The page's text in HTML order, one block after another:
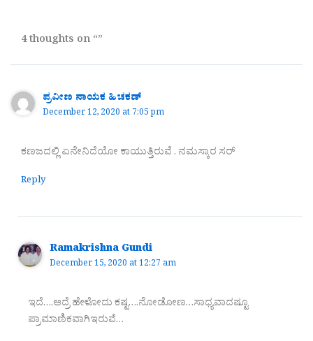
4 thoughts on “”
ಪ್ರವೀಣ ನಾಯಕ ಹಿಚಕಡ್
December 12, 2020 at 7:05 pm
ಕಣಜದಲ್ಲಿ ಏನೇನಿದೆಯೋ ಕಾಯುತ್ತಿರುವೆ . ನಮಸ್ಕಾರ ಸರ್
Reply
Ramakrishna Gundi
December 15, 2020 at 12:27 am
ಇದೆ….ಆದ್ರೆ ಹೇಳೋದು ಕಷ್ಟ….ನೋಡೋಣ…ಸಾಧ್ಯವಾದಷ್ಟೂ
ಪ್ರಾಮಾಣಿಕವಾಗಿಇರುವೆ…